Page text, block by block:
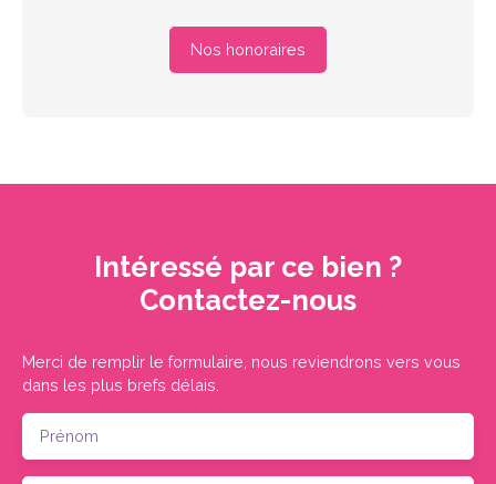
Nos honoraires
Intéressé par ce bien ?
Contactez-nous
Merci de remplir le formulaire, nous reviendrons vers vous
dans les plus brefs délais.
Prénom